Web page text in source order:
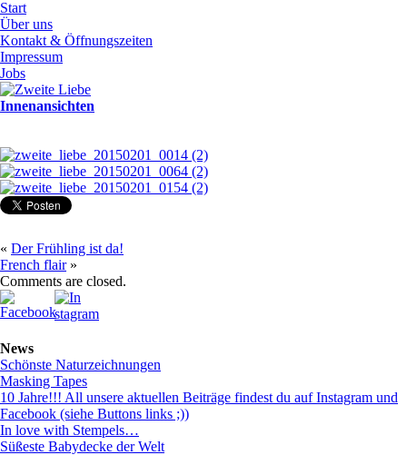
Start
Über uns
Kontakt & Öffnungszeiten
Impressum
Jobs
Innenansichten
« Der Frühling ist da!
French flair»
Comments are closed.
News
Schönste Naturzeichnungen
Masking Tapes
10 Jahre!!! All unsere aktuellen Beiträge findest du auf Instagram und
Facebook (siehe Buttons links ;))
In love with Stempels…
Süßeste Babydecke der Welt